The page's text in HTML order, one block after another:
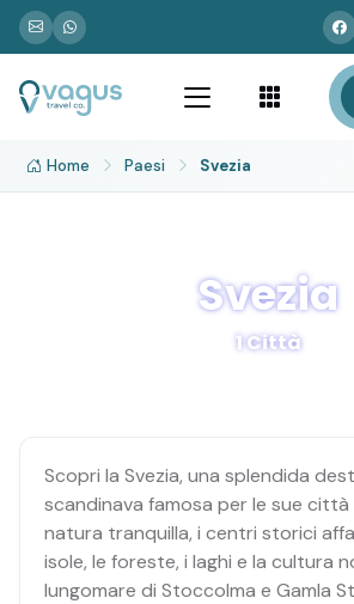
Home Paesi Svezia
Svezia
1 Città
Scopri la Svezia, una splendida
scandinava famosa per le sue città
natura tranquilla, i centri storici
isole, le foreste, i laghi e la cultura
lungomare di Stoccolma e Gamla